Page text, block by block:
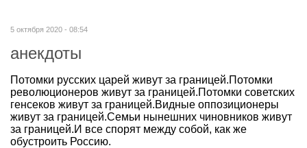
5 октября 2020 - 08:54
анекдоты
Потомки русских царей живут за границей.Потомки
революционеров живут за границей.Потомки советских
генсеков живут за границей.Видные оппозиционеры
живут за границей.Семьи нынешних чиновников живут
за границей.И все спорят между собой, как же
обустроить Россию.